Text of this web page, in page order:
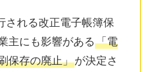
される改正電子帳簿保
主にも影響がある「電
保存の廃止」が決定さ